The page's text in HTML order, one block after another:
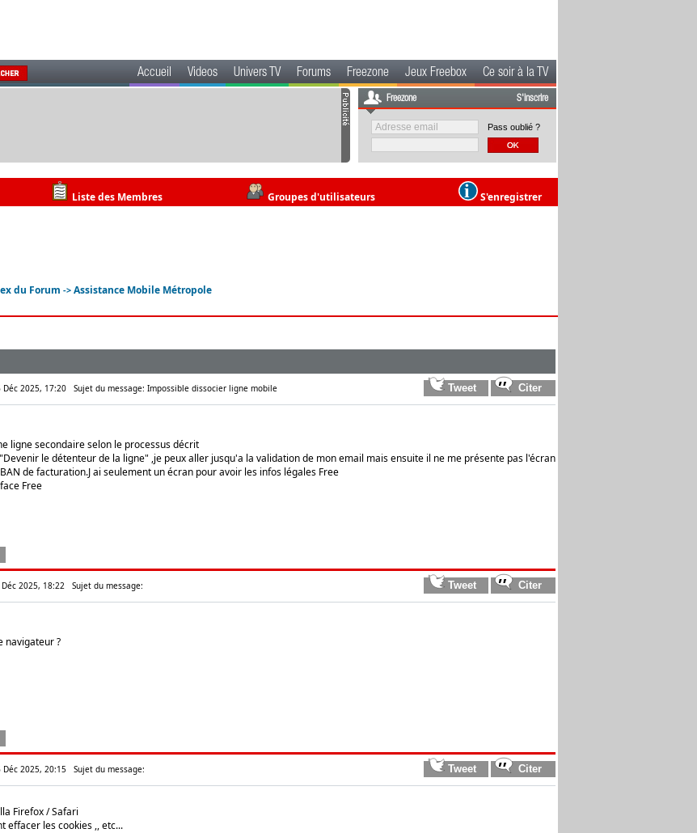
Accueil Videos Univers TV Forums Freezone Jeux Freebox Ce soir à la TV
Freezone S'inscrire
Pass oublié ?
Liste des Membres Groupes d'utilisateurs S'enregistrer
du Forum -> Assistance Mobile Métropole
2025, 17:20 Sujet du message: Impossible dissocier ligne mobile
ligne secondaire selon le processus décrit
le détenteur de la ligne" ,je peux aller jusqu'a la validation de mon email mais ensuite il ne me présente pas l'écran
de facturation.J ai seulement un écran pour avoir les infos légales Free
Free
2025, 18:22 Sujet du message:
navigateur ?
2025, 20:15 Sujet du message:
Firefox / Safari
effacer les cookies ,, etc...